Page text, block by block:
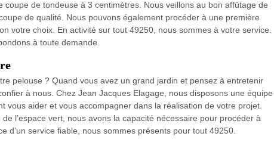
de tondeuse à 3 centimètres. Nous veillons au bon affûtage de
de qualité. Nous pouvons également procéder à une première
votre choix. En activité sur tout 49250, nous sommes à votre service.
à toute demande.
pelouse ? Quand vous avez un grand jardin et pensez à entretenir
à nous. Chez Jean Jacques Elagage, nous disposons une équipe
vous aider et vous accompagner dans la réalisation de votre projet.
l’espace vert, nous avons la capacité nécessaire pour procéder à
d’un service fiable, nous sommes présents pour tout 49250.